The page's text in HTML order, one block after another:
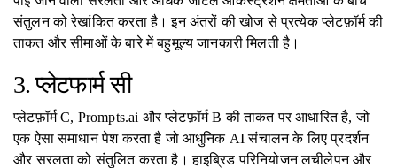
संतुलन को रेखांकित करता है। इन अंतरों की खोज से प्रत्येक प्लेटफ़ॉर्म की
ताकत और सीमाओं के बारे में बहुमूल्य जानकारी मिलती है।
3. प्लेटफार्म सी
प्लेटफ़ॉर्म C, Prompts.ai और प्लेटफ़ॉर्म B की ताकत पर आधारित है, जो
एक ऐसा समाधान पेश करता है जो आधुनिक AI संचालन के लिए प्रदर्शन
और सरलता को संतुलित करता है। हाइब्रिड परिनियोजन लचीलेपन और